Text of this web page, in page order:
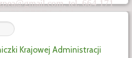
, tel. 664 171
/OMZZPEA_Walcz/omzzpea
Krajowej Administracji